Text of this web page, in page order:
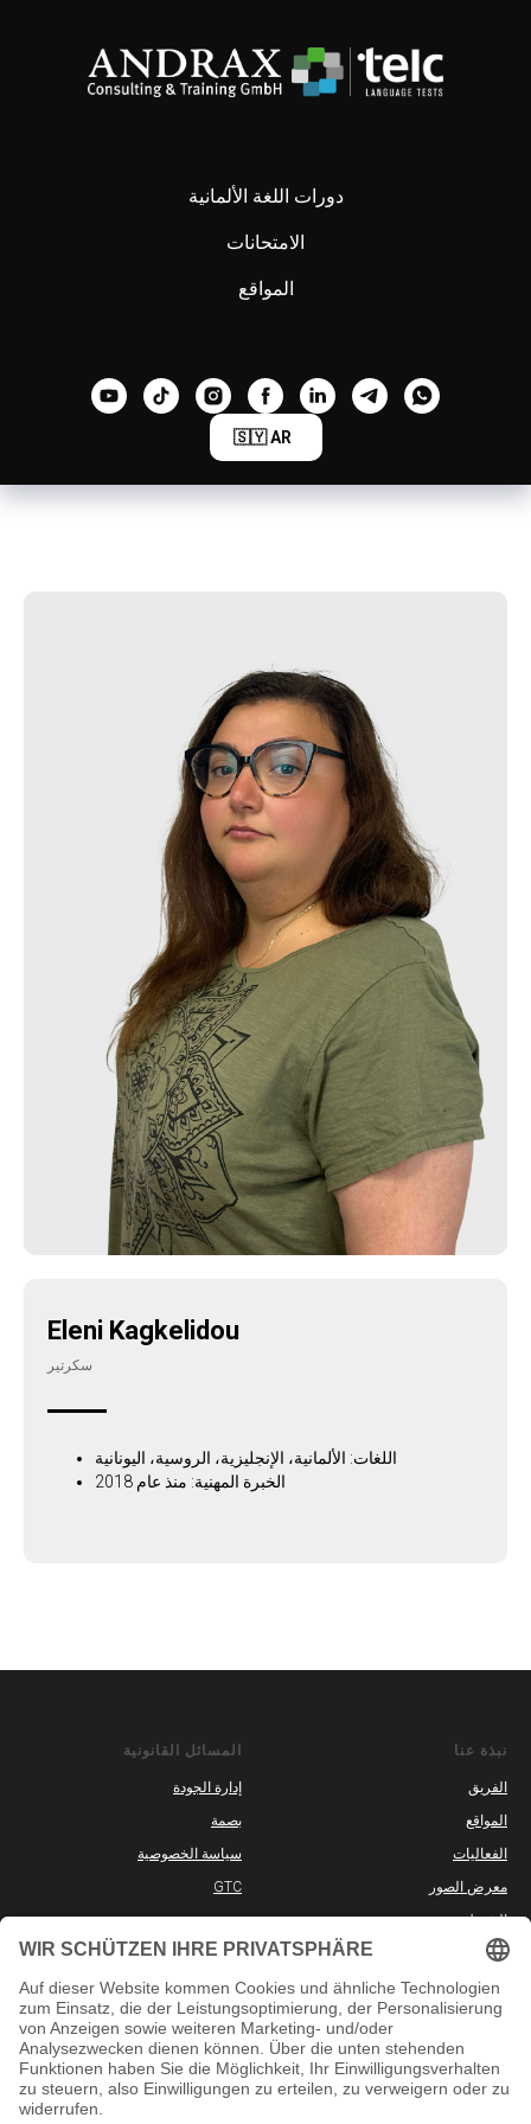
دورات اللغة الألمانية
الامتحانات
المواقع
🇸🇾 AR
Eleni Kagkelidou
سكرتير
اللغات: الألمانية، الإنجليزية، الروسية، اليونانية
الخبرة المهنية: منذ عام 2018
المسائل القانونية
إدارة الجودة
بصمة
سياسة الخصوصية
GTC
نبذة عنا
الفريق
المواقع
الفعاليات
معرض الصور
الشريك
الوظائف الشاغرة
وسائل التواصل الاجتماعي
YouTube
TikTok
المعلومات
دورات حضورية
الدورات التدريبية عبر الإنترنت